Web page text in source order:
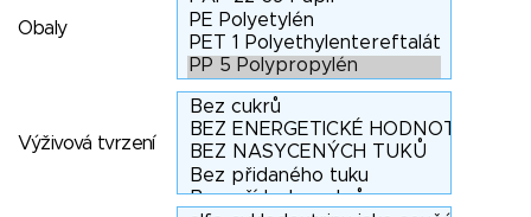
Obaly
Výživová tvrzení